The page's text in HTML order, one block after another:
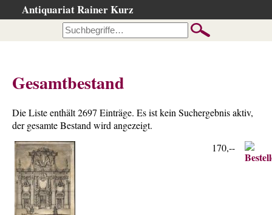
Antiquariat Rainer Kurz
…nach Beschreibung
…nach Kategorie
…nach Schlagwort
…nach Person
Neuzugänge
…der letzten Wochen
…der letzten Tage
Gesamtbestand
Die Liste enthält 2697 Einträge. Es ist kein Suchergebnis aktiv,
der gesamte Bestand wird angezeigt.
170,--